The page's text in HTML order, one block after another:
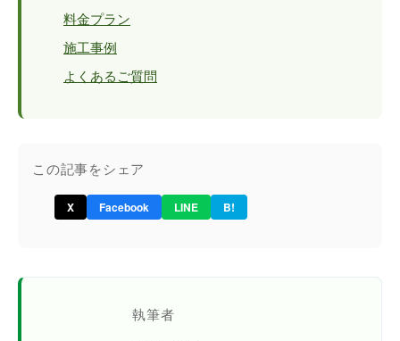
料金プラン
施工事例
よくあるご質問
この記事をシェア
X Facebook LINE B!
執筆者